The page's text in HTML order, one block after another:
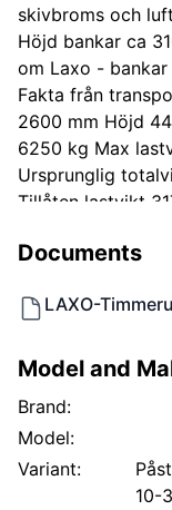
skivbroms och
Höjd bankar ca
om Laxo - bankar
Fakta från
2600 mm Höjd
6250 kg Max
Ursprunglig
Tillåten lastvikt
tillåten vikt/
axelavstånd axel
D-värde koppling
Documents
LAXO-
Model and
Brand:
Model:
Variant:
10-